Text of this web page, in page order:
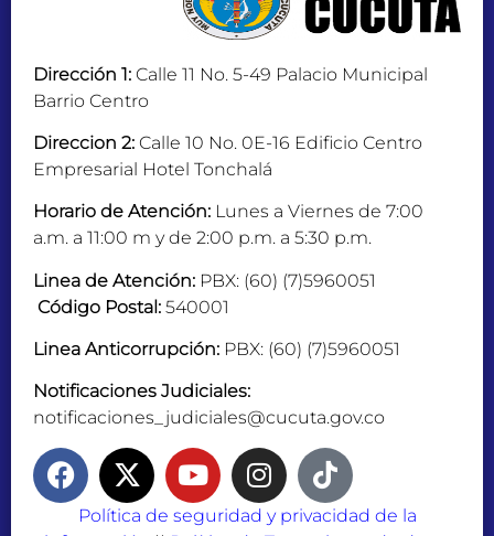
Dirección 1: Calle 11 No. 5-49 Palacio Municipal
Barrio Centro
Direccion 2: Calle 10 No. 0E-16 Edificio Centro
Empresarial Hotel Tonchalá
Horario de Atención: Lunes a Viernes de 7:00
a.m. a 11:00 m y de 2:00 p.m. a 5:30 p.m.
Linea de Atención: PBX: (60) (7)5960051
Código Postal: 540001
Linea Anticorrupción: PBX: (60) (7)5960051
Notificaciones Judiciales:
notificaciones_judiciales@cucuta.gov.co
Política de seguridad y privacidad de la